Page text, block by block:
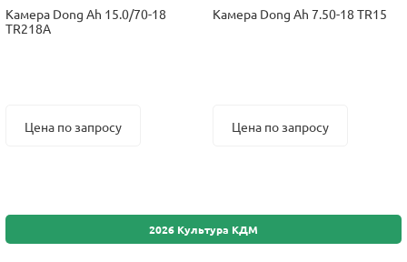
Камера Dong Ah 15.0/70-18
TR218A
Цена по запросу
Камера Dong Ah 7.50-18 TR15
Цена по запросу
2026 Культура КДМ